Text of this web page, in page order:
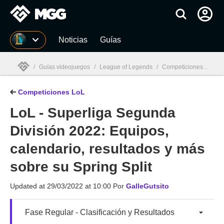
MGG Noticias Guías
MGG
/ Guías videojuegos / League of Legends / Competiciones LoL
Competiciones LoL
LoL - Superliga Segunda
División 2022: Equipos,
calendario, resultados y más
sobre su Spring Split
Updated at 29/03/2022 at 10:00 Por GalleGutsito
Fase Regular - Clasificación y Resultados